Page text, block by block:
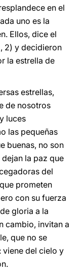
en el
uno es la
Ellos, dice el
2) y decidieron
la estrella de
estrellas,
de nosotros
luces
las pequeñas
buenas, no son
la paz que
del
prometen
con su fuerza
gloria a la
cambio, invitan a
que no se
viene del cielo y